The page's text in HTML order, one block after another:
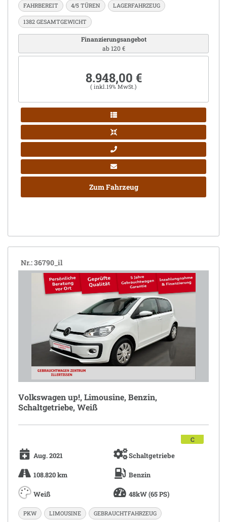
FAHRBEREIT 4/5 TÜREN LAGERFAHRZEUG
1382 GESAMTGEWICHT
Finanzierungsangebot
ab 120 €
8.948,00 €
( inkl.19% MwSt.)
Zum Fahrzeug
Nr.: 36790_il
Volkswagen up!, Limousine, Benzin,
Schaltgetriebe, Weiß
Aug. 2021 Schaltgetriebe
108.820 km Benzin
Weiß 48kW (65 PS)
C
PKW LIMOUSINE GEBRAUCHTFAHRZEUG